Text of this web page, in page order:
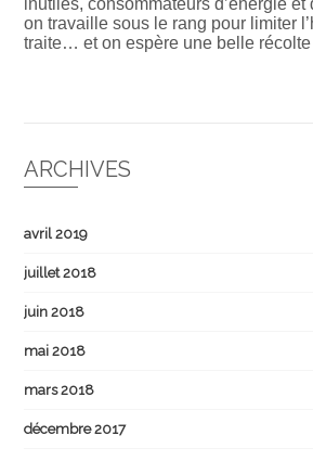
inutiles, consommateurs d’énergie et
on travaille sous le rang pour limiter
traite… et on espère une belle récolte
ARCHIVES
avril 2019
juillet 2018
juin 2018
mai 2018
mars 2018
décembre 2017